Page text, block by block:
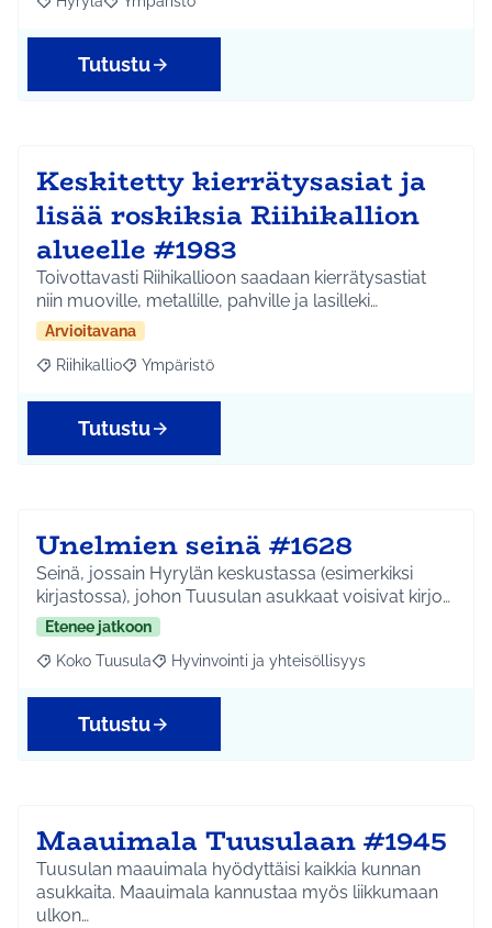
Rajaa tulokset aihepiirin mukaan: Hyrylä
Rajaa tulokset teeman mukaan: Ympäristö
Tutustu
Keskitetty kierrätysasiat ja
lisää roskiksia Riihikallion
alueelle #1983
Toivottavasti Riihikallioon saadaan kierrätysastiat
niin muoville, metallille, pahville ja lasilleki…
Arvioitavana
Rajaa tulokset aihepiirin mukaan: Riihikallio
Riihikallio Rajaa tulokset teeman mukaan: Ympäristö
Ympäristö
Tutustu
Unelmien seinä #1628
Seinä, jossain Hyrylän keskustassa (esimerkiksi
kirjastossa), johon Tuusulan asukkaat voisivat kirjo…
Etenee jatkoon
Rajaa tulokset aihepiirin mukaan: Koko Tuusula
Koko Tuusula Rajaa tulokset teeman mukaan: Hyvinvointi ja
Hyvinvointi ja yhteisöllisyys
Tutustu
Maauimala Tuusulaan #1945
Tuusulan maauimala hyödyttäisi kaikkia kunnan
asukkaita. Maauimala kannustaa myös liikkumaan
ulkon…